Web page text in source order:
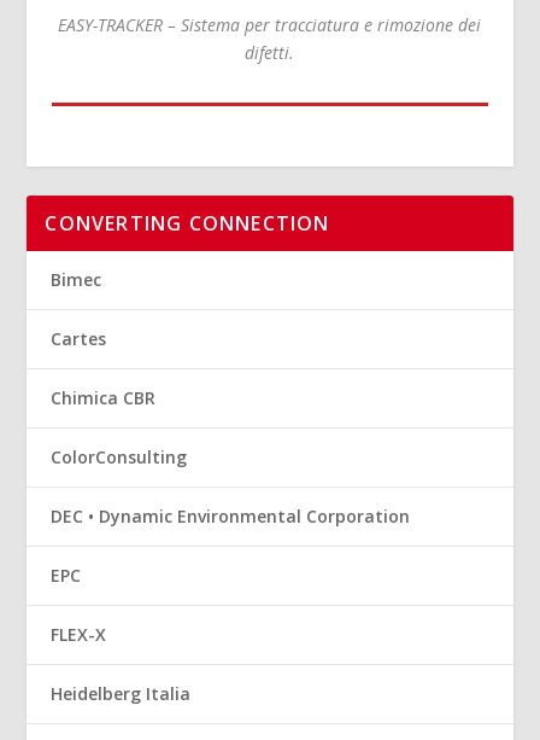
EASY-TRACKER – Sistema per tracciatura e rimozione dei
difetti.
CONVERTING CONNECTION
Bimec
Cartes
Chimica CBR
ColorConsulting
DEC • Dynamic Environmental Corporation
EPC
FLEX-X
Heidelberg Italia